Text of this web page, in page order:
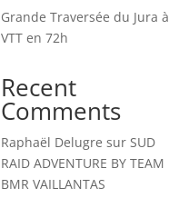
Grande Traversée du Jura à
VTT en 72h
Recent
Comments
Raphaël Delugre surSUD
RAID ADVENTURE BY TEAM
BMR VAILLANTAS